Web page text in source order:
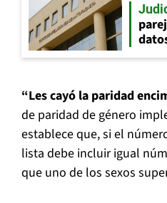
“Les cayó la paridad
de paridad de género
establece que, si el
lista debe incluir igual
que uno de los sexos